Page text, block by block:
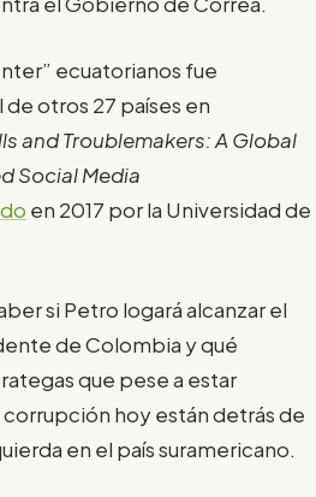
ecuatorianos fue
otros 27 países en
and Troublemakers: A Global
Social Media
en 2017 por la Universidad de
si Petro logará alcanzar el
de Colombia y qué
que pese a estar
corrupción hoy están detrás de
en el país suramericano.